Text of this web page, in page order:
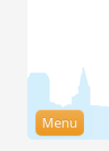
Menu